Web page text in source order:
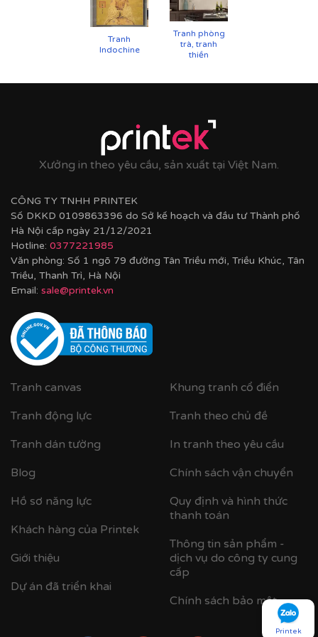
Cận cảnh tranh in trên chất liệu canvas công nghệ in
UV
Cận cảnh tranh in trên chất liệu canvas công nghệ in
Chất liệu khung bền bỉ
Tranh được căng lên khung thông đã qua xử lý
chống cong vênh, ẩm mốc.
Hoàn thiện bằng khung bo viền chất liệu nhựa
Tranh
Indochine
Tranh phòng
trà, tranh
thiền
Xưởng in theo yêu cầu, sản xuất tại Việt Nam.
CÔNG TY TNHH PRINTEK
Số DKKD 0109863396 do Sở kế hoạch và đầu tư Thành phố
Hà Nội cấp ngày 21/12/2021
Hotline: 0377221985
Văn phòng: Số 1 ngõ 79 đường Tân Triều mới, Triều Khúc, Tân
Triều, Thanh Trì, Hà Nội
Email: sale@printek.vn
Tranh canvas
Tranh động lực
Tranh dán tường
Blog
Hồ sơ năng lực
Khách hàng của Printek
Giới thiệu
Dự án đã triển khai
Khung tranh cổ điển
Tranh theo chủ đề
In tranh theo yêu cầu
Chính sách vận chuyển
Quy định và hình thức
thanh toán
Thông tin sản phẩm -
dịch vụ do công ty cung
cấp
Chính sách bảo mật
Printek